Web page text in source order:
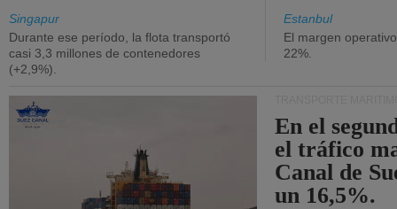
Singapur
Durante ese período, la flota transportó
casi 3,3 millones de contenedores
(+2,9%).
Estanbul
El margen
22%.
En el
el tráfico
Canal de
un 16,5%.